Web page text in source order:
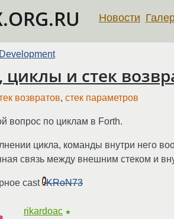
Новости
Development
циклы и стек
возвратов,стек параметров
вопрос по циклам в Forth.
цикла, команды внутри него
связь между внешним стеком и
cast KRoN73
rikardoac ★